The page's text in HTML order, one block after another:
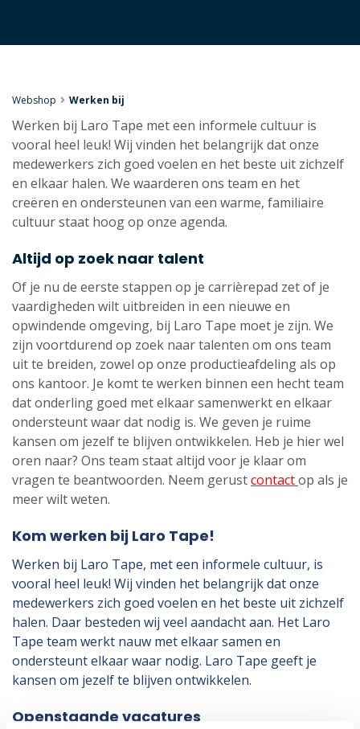
Webshop Werken bij
Werken bij Laro Tape met een informele cultuur is
vooral heel leuk! Wij vinden het belangrijk dat onze
medewerkers zich goed voelen en het beste uit zichzelf
en elkaar halen. We waarderen ons team en het
creëren en ondersteunen van een warme, familiaire
cultuur staat hoog op onze agenda.
Altijd op zoek naar talent
Of je nu de eerste stappen op je carrièrepad zet of je
vaardigheden wilt uitbreiden in een nieuwe en
opwindende omgeving, bij Laro Tape moet je zijn. We
zijn voortdurend op zoek naar talenten om ons team
uit te breiden, zowel op onze productieafdeling als op
ons kantoor. Je komt te werken binnen een hecht team
dat onderling goed met elkaar samenwerkt en elkaar
ondersteunt waar dat nodig is. We geven je ruime
kansen om jezelf te blijven ontwikkelen. Heb je hier wel
oren naar? Ons team staat altijd voor je klaar om
vragen te beantwoorden. Neem gerustcontactop als je
meer wilt weten.
Kom werken bij Laro Tape!
Werken bij Laro Tape, met een informele cultuur, is
vooral heel leuk! Wij vinden het belangrijk dat onze
medewerkers zich goed voelen en het beste uit zichzelf
halen. Daar besteden wij veel aandacht aan. Het Laro
Tape team werkt nauw met elkaar samen en
ondersteunt elkaar waar nodig. Laro Tape geeft je
kansen om jezelf te blijven ontwikkelen.
Openstaande vacatures